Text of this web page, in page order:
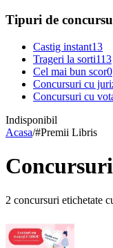
Tipuri de
Castig instant13
Trageri la sorti113
Cel mai bun scor0
Concursuri cu
Concursuri cu
Indisponibil
Acasa/#Premii Libris
2 concursuri etichetate